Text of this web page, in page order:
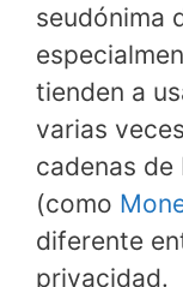
seudónima
tienden a
varias
cadenas de
(como
diferente
privacidad.